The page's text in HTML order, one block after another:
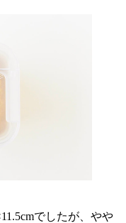
でしたが、やや